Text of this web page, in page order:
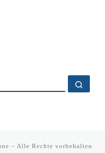
– Alle Rechte vorbehalten